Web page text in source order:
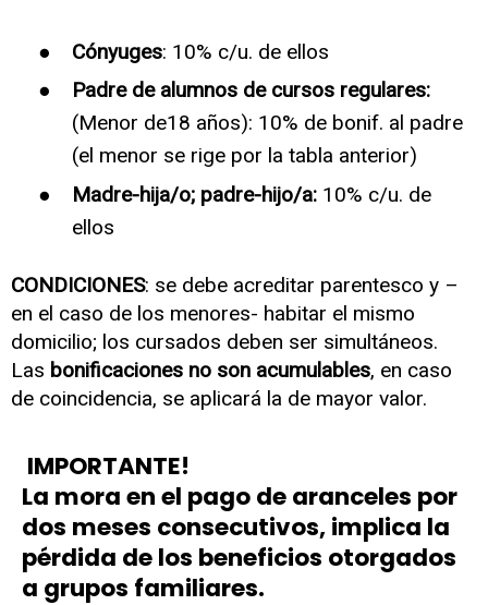
Cónyuges: 10% c/u. de ellos
Padre de alumnos de cursos regulares:
(Menor de18 años): 10% de bonif. al padre
(el menor se rige por la tabla anterior)
Madre-hija/o; padre-hijo/a:10% c/u. de
ellos
CONDICIONES: se debe acreditar parentesco y –
en el caso de los menores- habitar el mismo
domicilio; los cursados deben ser simultáneos.
Las bonificaciones no son acumulables, en caso
de coincidencia, se aplicará la de mayor valor.
IMPORTANTE!
La mora en el pago de aranceles por
dos meses consecutivos, implica la
pérdida de los beneficios otorgados
a grupos familiares.